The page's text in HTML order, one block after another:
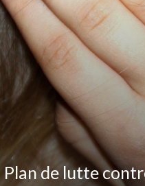
Plan de lutte